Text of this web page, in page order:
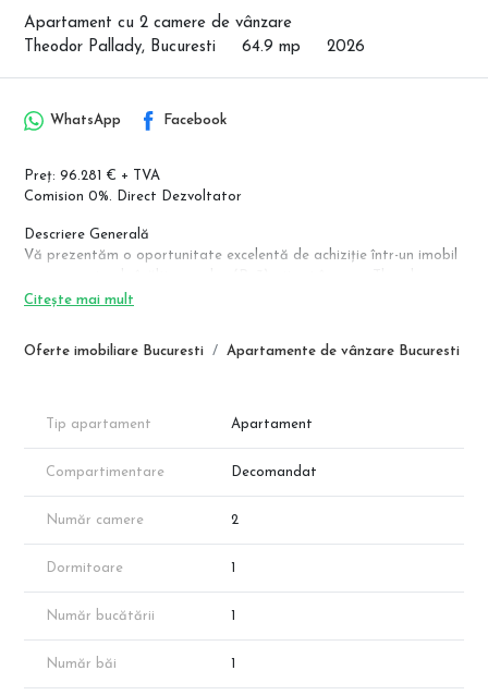
Apartament cu 2 camere de vânzare
Theodor Pallady, Bucuresti
64.9 mp 2026
Oferte imobiliare Bucuresti Apartamente de vânzare Bucuresti
WhatsApp Facebook
Preț: 96.281 € + TVA
Comision 0%. Direct Dezvoltator
Descriere Generală
Vă prezentăm o oportunitate excelentă de achiziție într-un imobil
Pallady, Sector 3. Apartamentul este conceput pentru a oferi un
ridicat de creștere al zonei.
Conform schiței tehnice, apartamentul dispune de o suprafață
Living: 21.18 mp
Bucătărie (închisă): 8.88 mp
Dormitor: 12.22 mp
Hol: 7.15 mp
Dotări și Avantaje
Sistem de încălzire: Încălzire în pardoseală și centrală termică
individuală.
Citește mai mult
Tip apartament Apartament
Compartimentare Decomandat
Număr camere 2
Dormitoare 1
Număr bucătării 1
Număr băi 1